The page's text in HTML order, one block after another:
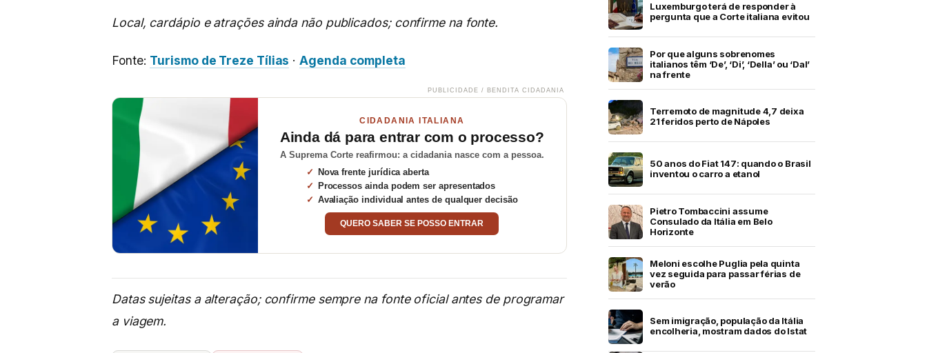
Local, cardápio e atrações ainda não publicados; confirme na fonte.
Fonte: Turismo de Treze Tílias ·Agenda completa
PUBLICIDADE / BENDITA CIDADANIA
CIDADANIA ITALIANA
Ainda dá para entrar com o processo?
A Suprema Corte reafirmou: a cidadania nasce com a pessoa.
Nova frente jurídica aberta
Processos ainda podem ser apresentados
Avaliação individual antes de qualquer decisão
QUERO SABER SE POSSO ENTRAR
Datas sujeitas a alteração; confirme sempre na fonte oficial antes de programar
a viagem.
Luxemburgo terá de responder à
pergunta que a Corte italiana evitou
Por que alguns sobrenomes
italianos têm ‘De’, ‘Di’, ‘Della’ ou ‘Dal’
na frente
Terremoto de magnitude 4,7 deixa
21 feridos perto de Nápoles
50 anos do Fiat 147: quando o Brasil
inventou o carro a etanol
Pietro Tombaccini assume
Consulado da Itália em Belo
Horizonte
Meloni escolhe Puglia pela quinta
vez seguida para passar férias de
verão
Sem imigração, população da Itália
encolheria, mostram dados do Istat